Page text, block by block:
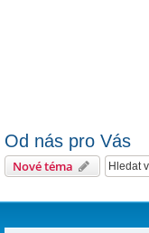
Od nás pro Vás
Nové téma